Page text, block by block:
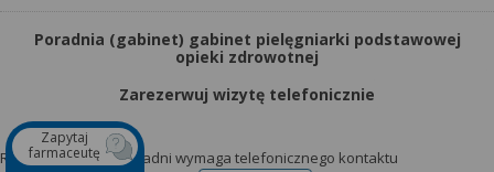
Poradnia (gabinet) gabinet pielęgniarki podstawowej
opieki zdrowotnej
Zarezerwuj wizytę telefonicznie
Rejestracja do tej poradni wymaga telefonicznego kontaktu
Zapytaj
farmaceutę